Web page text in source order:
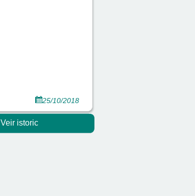
25/10/2018
Veir istoric